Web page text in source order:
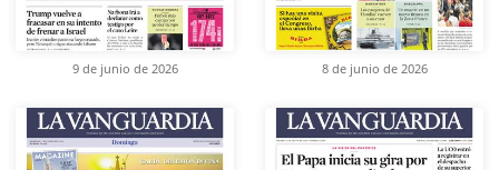
9 de junio de 2026 8 de junio de 2026